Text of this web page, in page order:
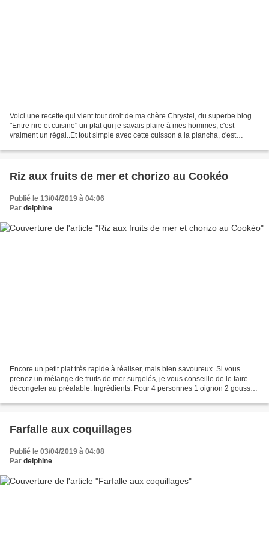
Voici une recette qui vient tout droit de ma chère Chrystel, du superbe blog
"Entre rire et cuisine" un plat qui je savais plaire à mes hommes, c'est
vraiment un régal..Et tout simple avec cette cuisson à la plancha, c'est
Riz aux fruits de mer et chorizo au Cookéo
Publié le 13/04/2019 à 04:06
Par delphine
Encore un petit plat très rapide à réaliser, mais bien savoureux. Si vous
prenez un mélange de fruits de mer surgelés, je vous conseille de le faire
décongeler au préalable. Ingrédients: Pour 4 personnes 1 oignon 2 gousses
Farfalle aux coquillages
Publié le 03/04/2019 à 04:08
Par delphine